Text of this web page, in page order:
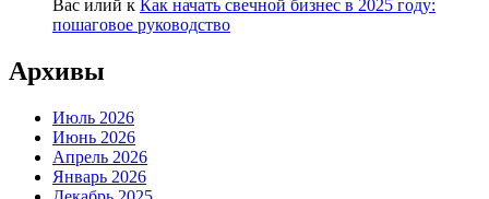
Вас илий к Как начать свечной бизнес в 2025 году:
пошаговое руководство
Архивы
Июль 2026
Июнь 2026
Апрель 2026
Январь 2026